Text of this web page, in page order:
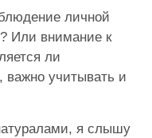
личной
Или внимание к
ли
учитывать и
я слышу